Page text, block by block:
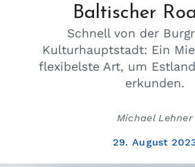
Baltischer
Schnell von der
Kulturhauptstadt: Ein
flexibelste Art, um
erkunden.
Michael Lehner
29. August